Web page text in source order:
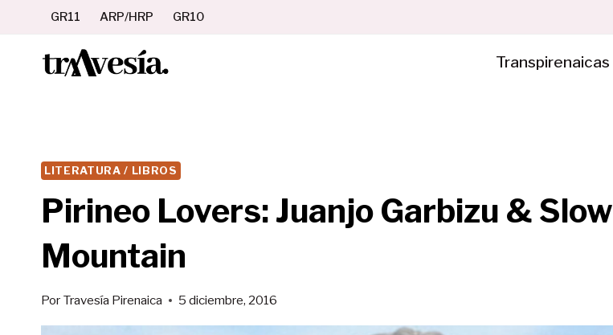
contenido
GR11 ARP/HRP GR10
Transpirenaicas
LITERATURA / LIBROS
Pirineo Lovers: Juanjo Garbizu & Slow
Mountain
Por Travesía Pirenaica 5 diciembre, 2016